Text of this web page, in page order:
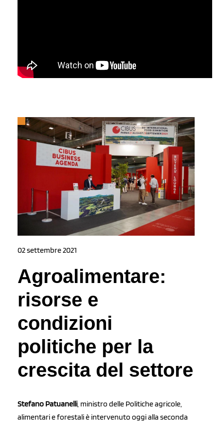
02 settembre 2021
Agroalimentare:
risorse e
condizioni
politiche per la
crescita del settore
Stefano Patuanelli, ministro delle Politiche agricole,
alimentari e forestali è intervenuto oggi alla seconda